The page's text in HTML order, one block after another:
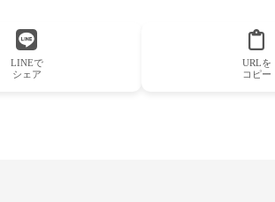
LINEで
シェア
URLを
コピー